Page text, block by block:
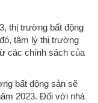
thị trường bất động
tâm lý thị trường
các chính sách của
bất động sản sẽ
2023. Đối với nhà